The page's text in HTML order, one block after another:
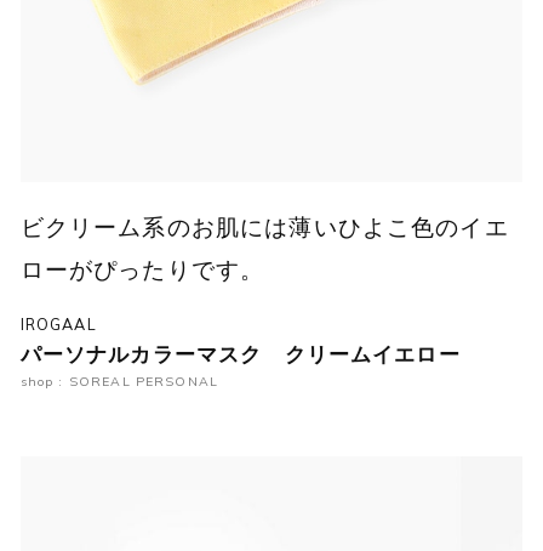
ビクリーム系のお肌には薄いひよこ色のイエ
ローがぴったりです。
IROGAAL
パーソナルカラーマスク クリームイエロー
shop : SOREAL PERSONAL